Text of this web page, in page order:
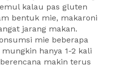
kalau pas gluten
bentuk mie, makaroni
jarang makan.
mie beberapa
hanya 1-2 kali
makin terus